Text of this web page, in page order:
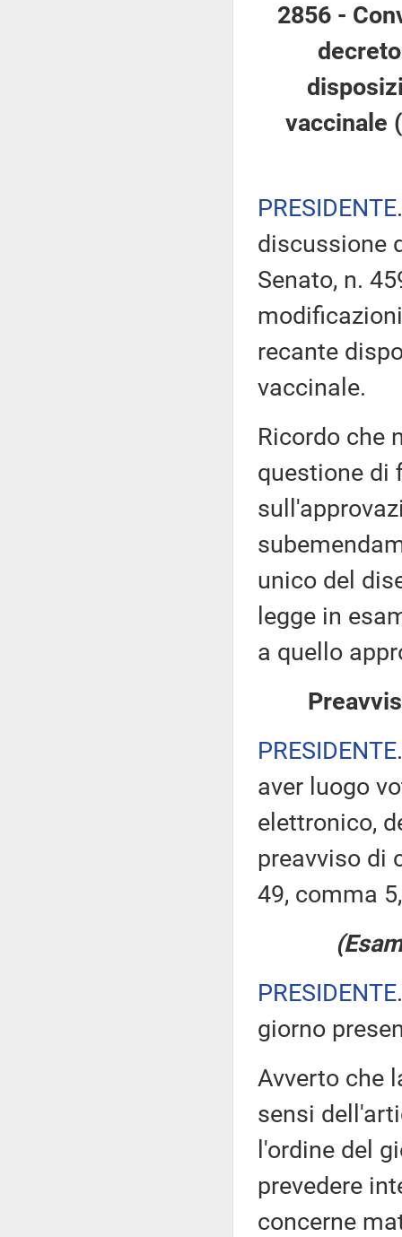
2856 -
vaccinale
PRESIDENTE
discussione
Senato, n.
recante
vaccinale.
Ricordo che
questione di
unico del
legge in
a quello
PRESIDENTE
aver luogo
elettronico,
preavviso di
49, comma
PRESIDENTE
giorno
Avverto che
sensi
l'ordine del
prevedere
concerne